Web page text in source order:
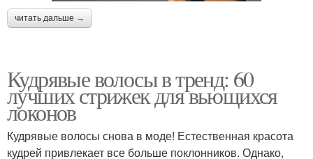
читать дальше →
Кудрявые волосы в тренд: 60
лучших стрижек для вьющихся
локонов
Кудрявые волосы снова в моде! Естественная красота
кудрей привлекает все больше поклонников. Однако,